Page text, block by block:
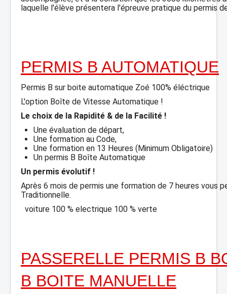
laquelle l'élève présentera l'épreuve pratique du permis
PERMIS B AUTOMATIQUE
Permis B sur boite automatique Zoé 100% éléctrique
L'option Boîte de Vitesse Automatique !
Le choix de la Rapidité & de la Facilité !
Une évaluation de départ,
Une formation au Code,
Une formation en 13 Heures (Minimum Obligatoire)
Un permis B Boîte Automatique
Un permis évolutif !
Après 6 mois de permis une formation de 7 heures vous
Traditionnelle.
voiture 100 % electrique 100 % verte
PASSERELLE PERMIS B
B BOITE MANUELLE